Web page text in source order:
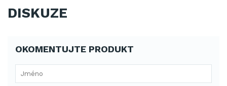
DISKUZE
OKOMENTUJTE PRODUKT